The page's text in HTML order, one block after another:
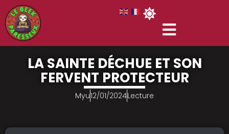
LA SAINTE DÉCHUE ET SON
FERVENT PROTECTEUR
Myu12/01/2024Lecture